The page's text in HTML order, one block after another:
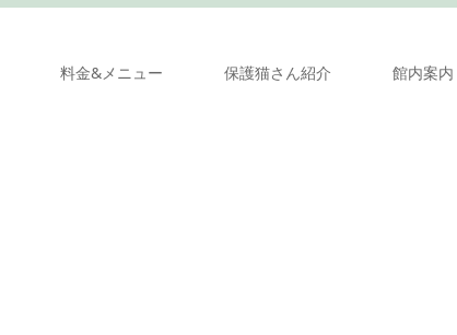
料金&メニュー 保護猫さん紹介 館内案内